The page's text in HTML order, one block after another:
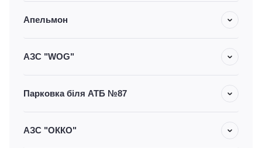
Апельмон
АЗС "WOG"
Парковка біля АТБ №87
АЗС "ОККО"